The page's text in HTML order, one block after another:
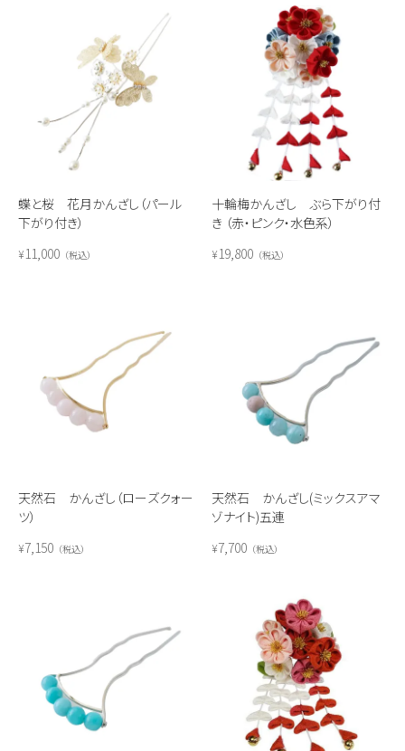
蝶と桜 花月かんざし（パール
下がり付き）
¥11,000 税込
十輪梅かんざし ぶら下がり付
き （赤・ピンク・水色系）
¥19,800 税込
天然石 かんざし（ローズクォー
ツ）
¥7,150 税込
天然石 かんざし(ミックスアマ
ゾナイト)五連
¥7,700 税込